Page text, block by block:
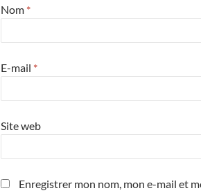
Nom *
E-mail *
Site web
Enregistrer mon nom, mon e-mail et